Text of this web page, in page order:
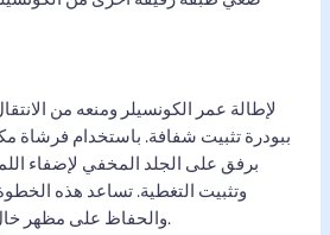
لإطالة عمر الكونسيلر ومنعه من
ببودرة تثبيت شفافة. باستخدام فرشاة
برفق على الجلد المخفي لإضفاء
وتثبيت التغطية. تساعد هذه
والحفاظ على مظهر خالٍ من العيوب طوال اليوم.